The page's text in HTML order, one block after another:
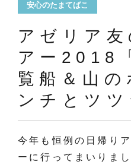
安心のたまてばこ
アゼリア友
アー2018
覧船＆山の
ンチとツツ
今年も恒例の日帰り
ーに行ってまいりまし